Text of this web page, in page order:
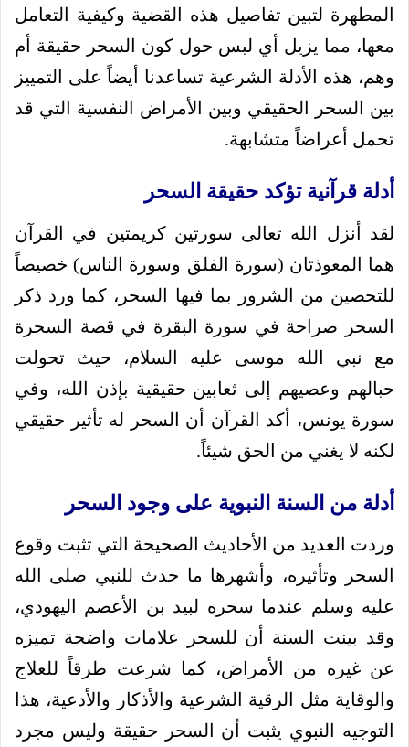
المطهرة لتبين تفاصيل هذه القضية وكيفية التعامل
معها، مما يزيل أي لبس حول كون السحر حقيقة أم
وهم، هذه الأدلة الشرعية تساعدنا أيضاً على التمييز
بين السحر الحقيقي وبين الأمراض النفسية التي قد
تحمل أعراضاً متشابهة.
أدلة قرآنية تؤكد حقيقة السحر
لقد أنزل الله تعالى سورتين كريمتين في القرآن
هما المعوذتان (سورة الفلق وسورة الناس) خصيصاً
للتحصين من الشرور بما فيها السحر، كما ورد ذكر
السحر صراحة في سورة البقرة في قصة السحرة
مع نبي الله موسى عليه السلام، حيث تحولت
حبالهم وعصيهم إلى ثعابين حقيقية بإذن الله، وفي
سورة يونس، أكد القرآن أن السحر له تأثير حقيقي
لكنه لا يغني من الحق شيئاً.
أدلة من السنة النبوية على وجود السحر
وردت العديد من الأحاديث الصحيحة التي تثبت وقوع
السحر وتأثيره، وأشهرها ما حدث للنبي صلى الله
عليه وسلم عندما سحره لبيد بن الأعصم اليهودي،
وقد بينت السنة أن للسحر علامات واضحة تميزه
عن غيره من الأمراض، كما شرعت طرقاً للعلاج
والوقاية مثل الرقية الشرعية والأذكار والأدعية، هذا
التوجيه النبوي يثبت أن السحر حقيقة وليس مجرد